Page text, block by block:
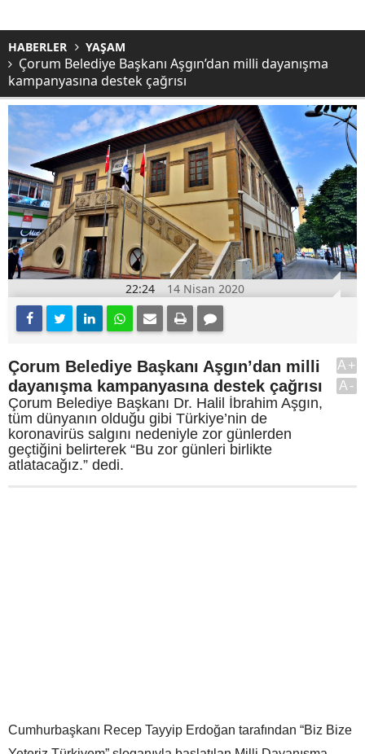
HABERLER YAŞAM
Çorum Belediye Başkanı Aşgın’dan milli dayanışma
kampanyasına destek çağrısı
22:24 14 Nisan 2020
Çorum Belediye Başkanı Aşgın’dan milli
dayanışma kampanyasına destek çağrısı
Çorum Belediye Başkanı Dr. Halil İbrahim Aşgın,
tüm dünyanın olduğu gibi Türkiye’nin de
koronavirüs salgını nedeniyle zor günlerden
geçtiğini belirterek “Bu zor günleri birlikte
atlatacağız.” dedi.
A+
A-
Cumhurbaşkanı Recep Tayyip Erdoğan tarafından “Biz Bize